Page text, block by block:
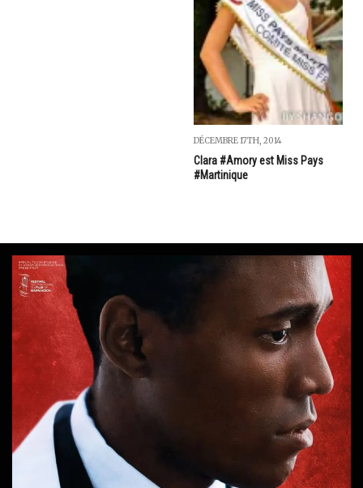
DÉCEMBRE 17TH, 2014
Clara #Amory est Miss Pays
#Martinique